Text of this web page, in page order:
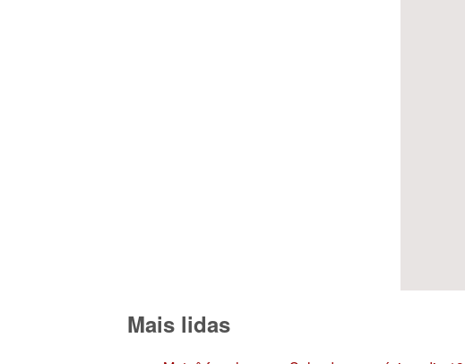
Mais lidas